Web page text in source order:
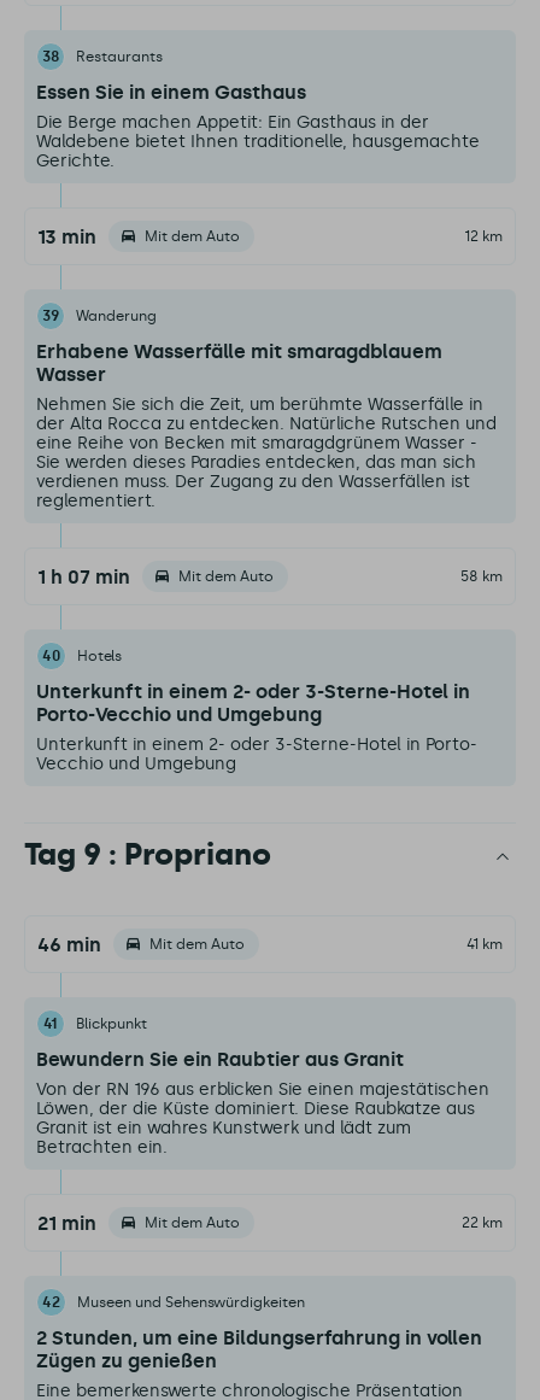
38 Restaurants
Essen Sie in einem Gasthaus
Die Berge machen Appetit: Ein Gasthaus in der
Waldebene bietet Ihnen traditionelle, hausgemachte
Gerichte.
13 min Mit dem Auto 12 km
39 Wanderung
Erhabene Wasserfälle mit smaragdblauem
Wasser
Nehmen Sie sich die Zeit, um berühmte Wasserfälle in
der Alta Rocca zu entdecken. Natürliche Rutschen und
eine Reihe von Becken mit smaragdgrünem Wasser -
Sie werden dieses Paradies entdecken, das man sich
verdienen muss. Der Zugang zu den Wasserfällen ist
reglementiert.
1 h 07 min Mit dem Auto 58 km
40 Hotels
Unterkunft in einem 2- oder 3-Sterne-Hotel in
Porto-Vecchio und Umgebung
Unterkunft in einem 2- oder 3-Sterne-Hotel in Porto-
Vecchio und Umgebung
Tag 9 : Propriano
46 min Mit dem Auto 41 km
41 Blickpunkt
Bewundern Sie ein Raubtier aus Granit
Von der RN 196 aus erblicken Sie einen majestätischen
Löwen, der die Küste dominiert. Diese Raubkatze aus
Granit ist ein wahres Kunstwerk und lädt zum
Betrachten ein.
21 min Mit dem Auto 22 km
42 Museen und Sehenswürdigkeiten
2 Stunden, um eine Bildungserfahrung in vollen
Zügen zu genießen
Eine bemerkenswerte chronologische Präsentation